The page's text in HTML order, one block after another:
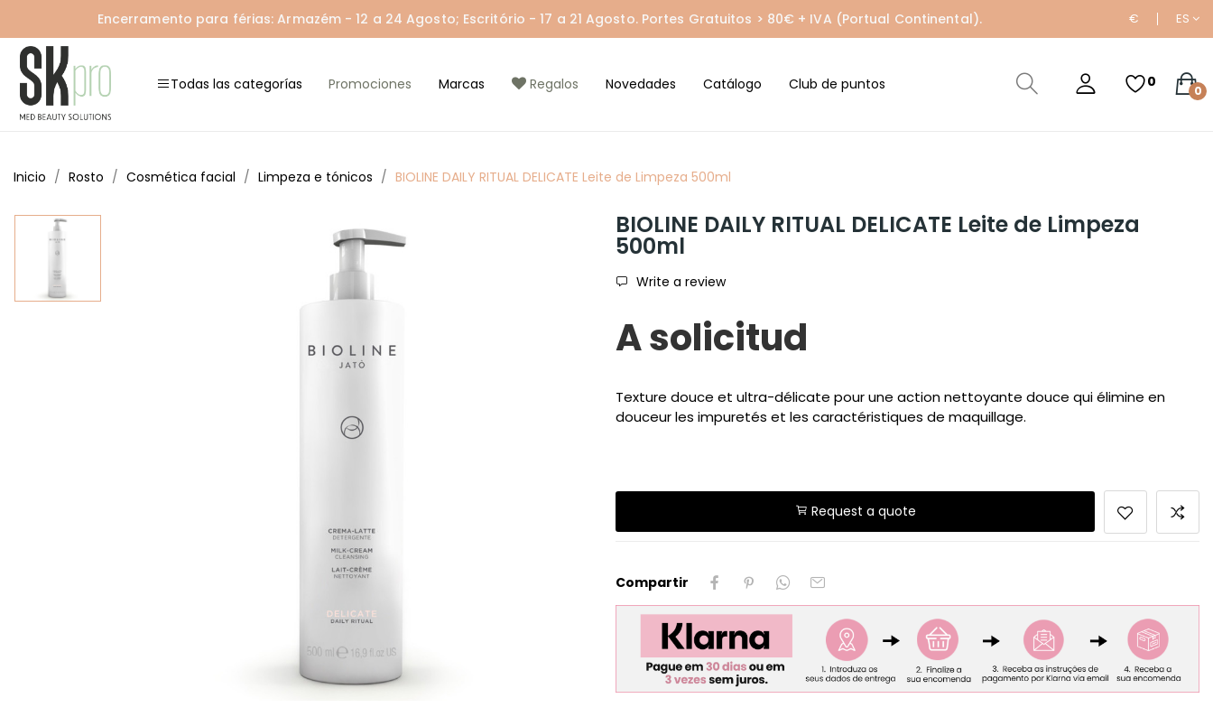
Encerramento para férias: Armazém - 12 a 24 Agosto; Escritório - 17 a 21 Agosto. Portes Gratuitos > 80€ + IVA (Portual Continental). € ES
Todas las categorías Promociones Marcas Regalos Novedades Catálogo Club de puntos 0
0
Inicio Rosto Cosmética facial Limpeza e tónicos BIOLINE DAILY RITUAL DELICATE Leite de Limpeza 500ml
BIOLINE DAILY RITUAL DELICATE Leite de Limpeza
500ml
Write a review
A solicitud
Texture douce et ultra-délicate pour une action nettoyante douce qui élimine en
douceur les impuretés et les caractéristiques de maquillage.
Request a quote
Compartir